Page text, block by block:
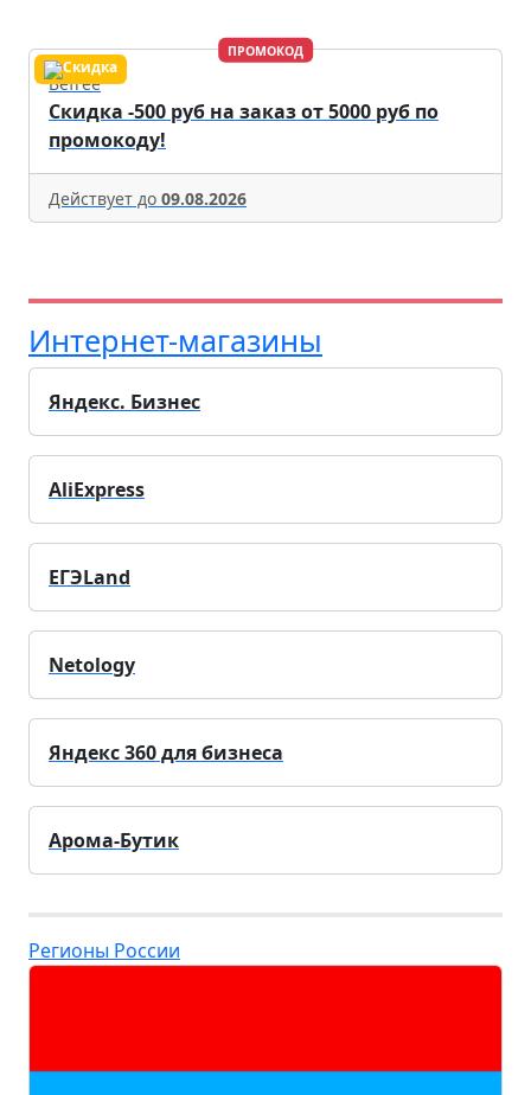
ПРОМОКОД
Befree
Скидка -500 руб на заказ от 5000 руб по
промокоду!
Действует до 09.08.2026
Интернет-магазины
Яндекс. Бизнес
AliExpress
ЕГЭLand
Netology
Яндекс 360 для бизнеса
Арома-Бутик
Регионы России